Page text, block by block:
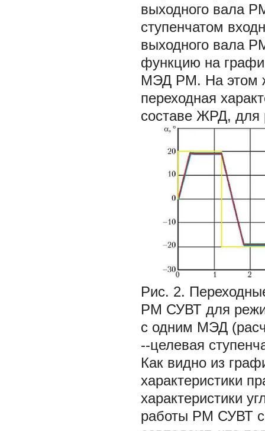
выходного вала
ступенчатом
выходного вала
функцию на
МЭД РМ. На этом
переходная
составе ЖРД,
Рис. 2.
РМ СУВТ для
с одним МЭД
--целевая
Как видно из
характеристики
характеристики
работы РМ СУВТ с